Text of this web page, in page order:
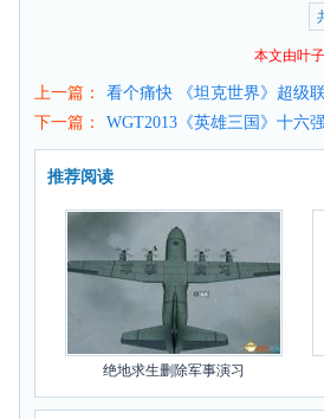
本文由叶
上一篇：
看个痛快 《坦克世界》超级
下一篇：
WGT2013《英雄三国》十六
推荐阅读
绝地求生删除军事演习